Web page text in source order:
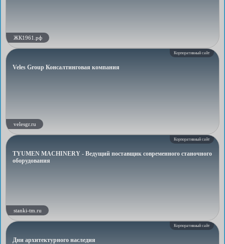
ЖК1961.рф
Корпоративный сайт
Veles Group Консалтинговая компания
velesgr.ru
Корпоративный сайт
TYUMEN MACHINERY - Ведущий поставщик современного станочного
оборудования
stanki-tm.ru
Корпоративный сайт
Дни архитектурного наследия